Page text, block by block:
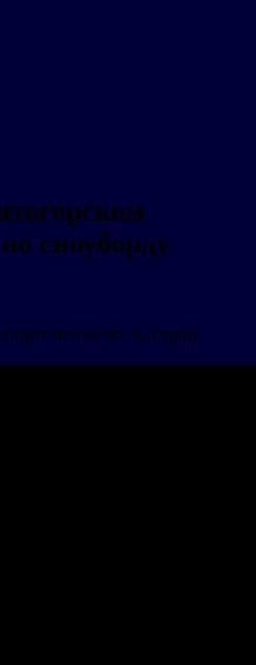
сноуборду
из 16 стран